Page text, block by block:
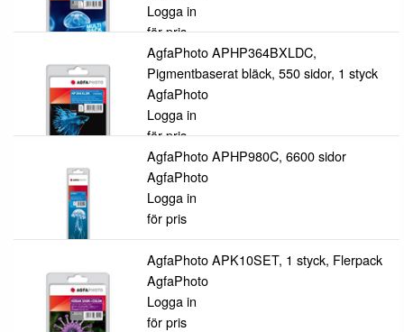
Logga in
för pris
AgfaPhoto APHP364BXLDC,
Pigmentbaserat bläck, 550 sidor, 1 styck
AgfaPhoto
Logga in
för pris
AgfaPhoto APHP980C, 6600 sidor
AgfaPhoto
Logga in
för pris
AgfaPhoto APK10SET, 1 styck, Flerpack
AgfaPhoto
Logga in
för pris